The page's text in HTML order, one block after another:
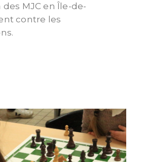
MJC en Île-de-
contre les